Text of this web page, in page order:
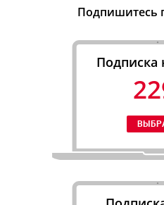
Подпишитесь
Подписка